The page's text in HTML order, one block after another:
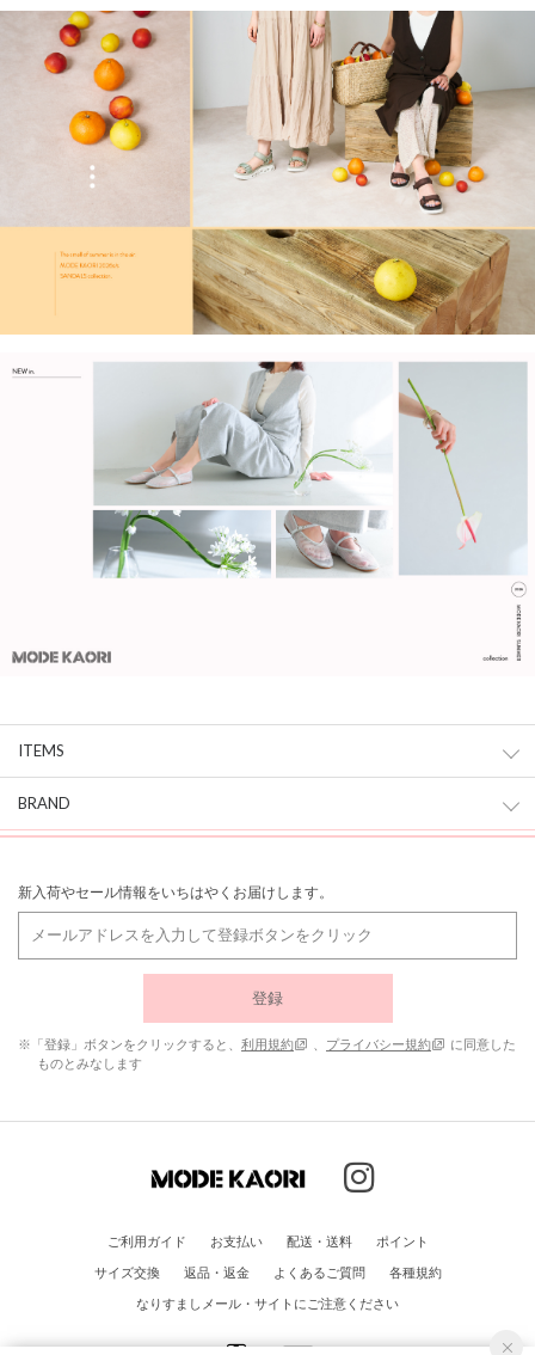
ITEMS
BRAND
新入荷やセール情報をいちはやくお届けします。
登録
※「登録」ボタンをクリックすると、 利用規約 プライバシー規約
に同意した
ものとみなします
ご利用ガイド お支払い 配送・送料
ポイント
サイズ交換
返品・返金 よくあるご質問
各種規約
なりすましメール・サイトにご注意ください